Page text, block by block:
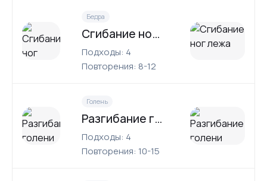
Бедра
Сгибание ног лежа
Подходы: 4
Повторения: 8-12
Голень
Разгибание голени сидя
Подходы: 4
Повторения: 10-15